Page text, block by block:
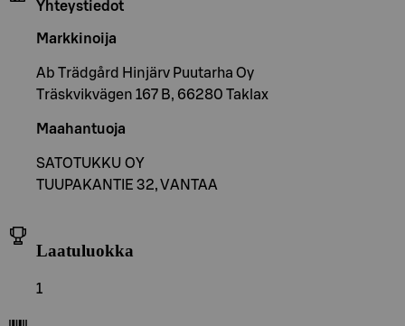
Yhteystiedot
Markkinoija
Ab Trädgård Hinjärv Puutarha Oy
Träskvikvägen 167 B, 66280 Taklax
Maahantuoja
SATOTUKKU OY
TUUPAKANTIE 32, VANTAA
Laatuluokka
1